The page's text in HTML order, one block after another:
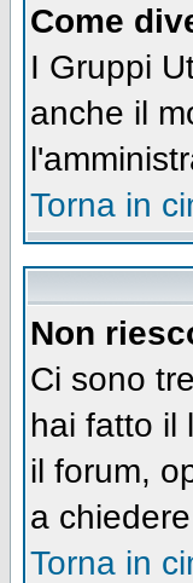
Come
I Gruppi
anche il
Torna in
Non
Ci sono
hai fatto il
il forum,
a
Torna in